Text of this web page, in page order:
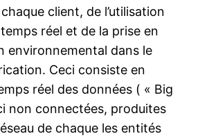
client, de l’utilisation
réel et de la prise en
environnemental dans le
Ceci consiste en
réel des données ( « Big
non connectées, produites
de chaque les entités